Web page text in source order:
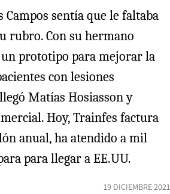
sentía que le faltaba
rubro. Con su hermano
prototipo para mejorar la
con lesiones
Matías Hosiasson y
Hoy, Trainfes factura
anual, ha atendido a mil
para llegar a EE.UU.
19 DICIEMBRE 2021